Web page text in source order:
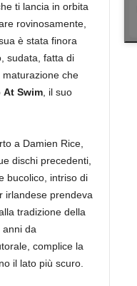
ti lancia in orbita
rovinosamente,
è stata finora
sudata, fatta di
che
At Swim, il suo
a Damien Rice,
dischi precedenti,
bucolico, intriso di
irlandese prendeva
tradizione della
anni da
complice la
il lato più scuro.